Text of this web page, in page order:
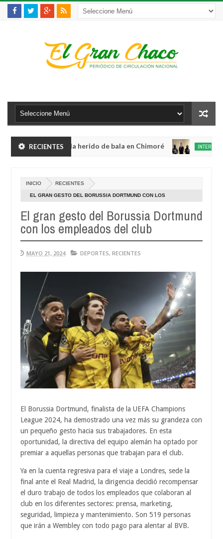
RECIENTES
robo y queda herido de bala en Chimoré INTERNACIONAL
robo y queda herido de bala en Chimoré
Aug
20260
a 12 ministerios y concentra competencias estratégicas
INICIO RECIENTES
EL GRAN GESTO DEL BORUSSIA DORTMUND CON LOS
El gran gesto del Borussia Dortmund
con los empleados del club
MAYO 21, 2024 DEPORTES, RECIENTES
El Borussia Dortmund, finalista de la UEFA Champions
League 2024, ha demostrado una vez más su grandeza con
un pequeño gesto hacia sus trabajadores. En esta
oportunidad, la directiva del equipo alemán ha optado por
premiar a aquellas personas que trabajan para el club.
Ya en la cuenta regresiva para el viaje a Londres, sede la
final ante el Real Madrid, la dirigencia decidió recompensar
el duro trabajo de todos los empleados que colaboran al
club en los diferentes sectores: prensa, marketing,
seguridad, limpieza y mantenimiento. Son 519 personas
que irán a Wembley con todo pago para alentar al BVB.